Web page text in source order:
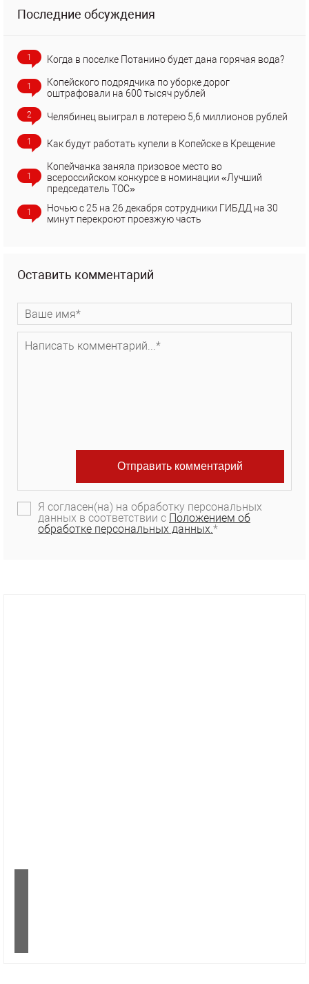
Последние обсуждения
1 Когда в поселке Потанино будет дана горячая вода?
1
Копейского подрядчика по уборке дорог
оштрафовали на 600 тысяч рублей
2 Челябинец выиграл в лотерею 5,6 миллионов рублей
1 Как будут работать купели в Копейске в Крещение
1
Копейчанка заняла призовое место во
всероссийском конкурсе в номинации «Лучший
председатель ТОС»
1
Ночью с 25 на 26 декабря сотрудники ГИБДД на 30
минут перекроют проезжую часть
Оставить комментарий
Я согласен(на) на обработку персональных
данных в соответствии с Положением об
обработке персональных данных.*